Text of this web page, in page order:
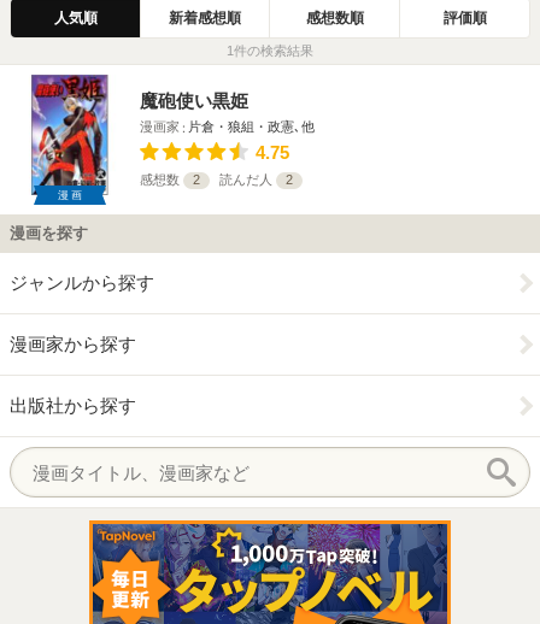
人気順 新着感想順 感想数順 評価順
1件の検索結果
漫画
魔砲使い黒姫
漫画家 片倉・狼組・政憲､他
4.75
感想数 2 読んだ人 2
漫画を探す
ジャンルから探す
漫画家から探す
出版社から探す